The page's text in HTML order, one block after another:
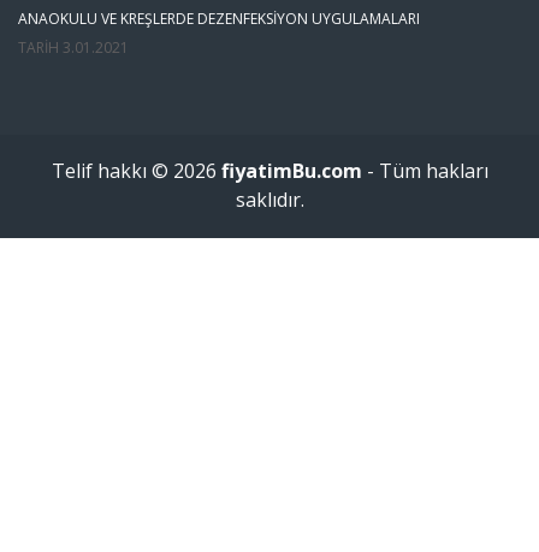
ANAOKULU VE KREŞLERDE DEZENFEKSIYON UYGULAMALARI
TARIH 3.01.2021
Telif hakkı © 2026 fiyatimBu.com - Tüm hakları
saklıdır.